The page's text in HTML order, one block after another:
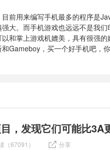
前用来编写手机最多的程序是
大。而手机游戏也远远不是我们
和掌上游戏机媲美，具有很强
Gameboy，买一个好手机吧，
，发现它们可能比3A
（67091） 分享